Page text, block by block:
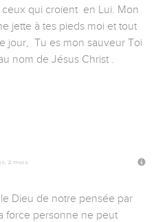
qui croient  en Lui. Mon
jette à tes pieds moi et tout
jour,  Tu es mon sauveur Toi
nom de Jésus Christ .
2 mois
Dieu de notre pensée par
force personne ne peut